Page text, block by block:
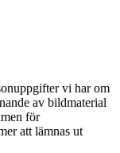
vi har om
av bildmaterial
för
att lämnas ut